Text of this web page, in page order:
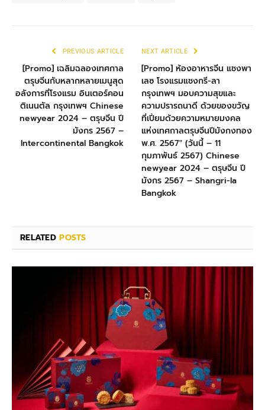
PREVIOUS ARTICLE
[Promo] เฉลิมฉลองเทศกาล
ตรุษจีนกับหลากหลายเมนูสุด
อลังการที่โรงแรม อินเตอร์คอน
ติเนนตัล กรุงเทพฯ Chinese
newyear 2024 – ตรุษจีน ปี
มังกร 2567 –
Intercontinental Bangkok
NEXT ARTICLE
[Promo] ห้องอาหารจีน แชงพา
เลซ โรงแรมแชงกรี-ลา
กรุงเทพฯ มอบความสุขและ
ความปรารถนาดี ด้วยของขวัญ
ที่เปี่ยมด้วยความหมายมงคล
แห่งเทศกาลตรุษจีนปีมังกงทอง
พ.ศ. 2567″ (วันนี้ – 11
กุมภาพันธ์ 2567) Chinese
newyear 2024 – ตรุษจีน ปี
มังกร 2567 – Shangri-la
Bangkok
RELATEDPOSTS